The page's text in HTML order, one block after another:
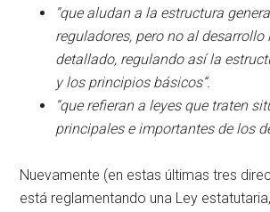
“que aludan a la estructura
reguladores, pero no al desarrollo
detallado, regulando así la
y los principios básicos”.
“que refieran a leyes que traten
principales e importantes de los
Nuevamente (en estas últimas tres
está reglamentando una Ley